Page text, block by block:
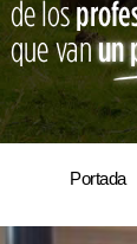
Portada